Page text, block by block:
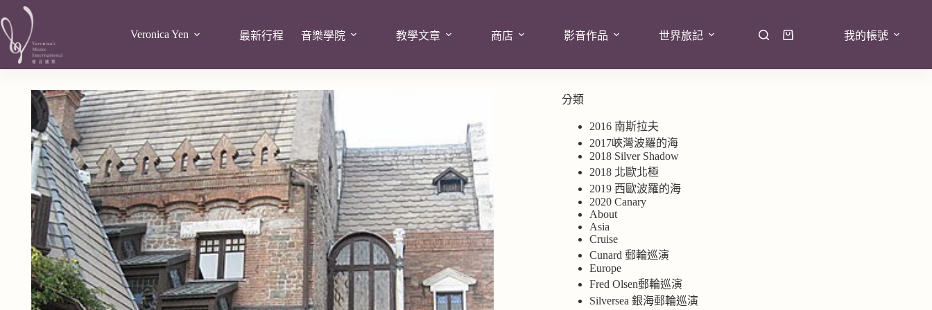
Veronica Yen 最新行程 音樂學院 教學文章 商店 影音作品 世界旅記 我的帳號
分類
2016 南斯拉夫
2017峽灣波羅的海
2018 Silver Shadow
2018 北歐北極
2019 西歐波羅的海
2020 Canary
About
Asia
Cruise
Cunard 郵輪巡演
Europe
Fred Olsen郵輪巡演
Silversea 銀海郵輪巡演